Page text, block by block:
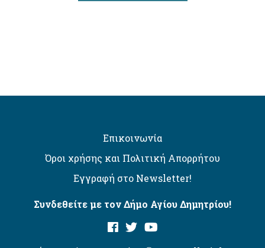
Επικοινωνία
Όροι χρήσης και Πολιτική Απορρήτου
Εγγραφή στο Newsletter!
Συνδεθείτε με τον Δήμο Αγίου Δημητρίου!